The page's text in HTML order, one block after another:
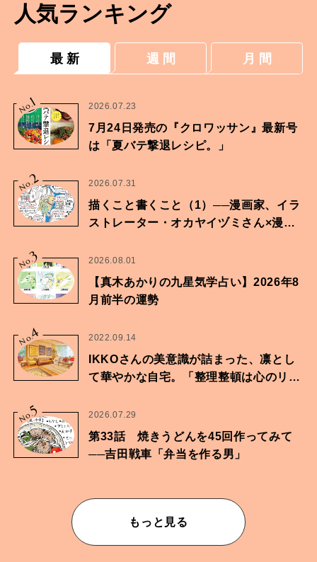
人気ランキング
最 新 週 間 月 間
No.
1 2026.07.23
7月24日発売の『クロワッサン』最新号
は「夏バテ撃退レシピ。」
No.2 2026.07.31
描くこと書くこと（1）──漫画家、イラ
ストレーター・オカヤイヅミさん×漫画
No.3 2026.08.01
【真木あかりの九星気学占い】2026年8
月前半の運勢
No.
4 2022.09.14
IKKOさんの美意識が詰まった、凛とし
て華やかな自宅。「整理整頓は心のリズ
No.5 2026.07.29
第33話 焼きうどんを45回作ってみて
──吉田戦車「弁当を作る男」
もっと見る